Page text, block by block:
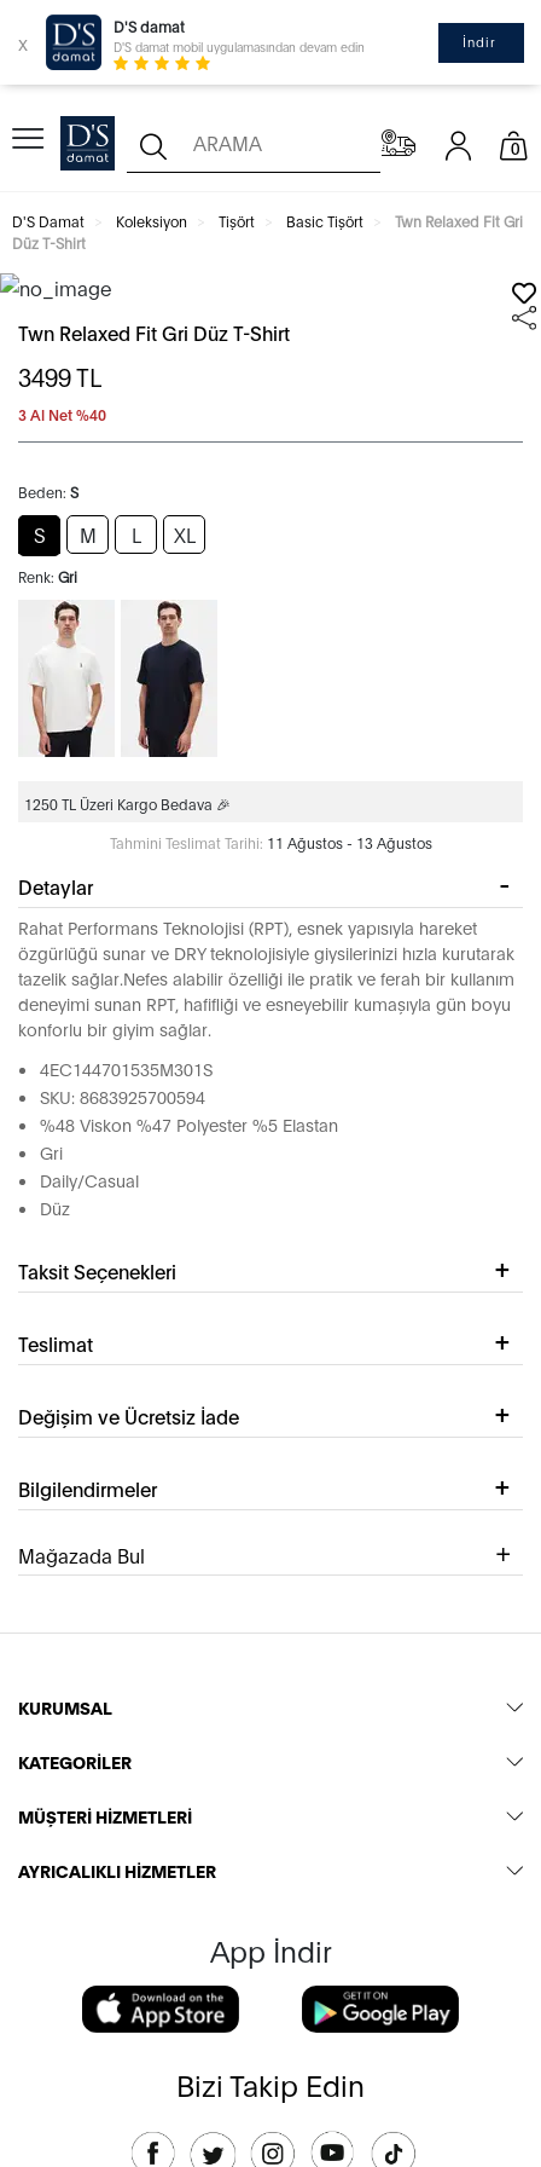
x
D'S damat
D'S damat mobil uygulamasından devam edin İndir
0
D'S Damat Koleksiyon Tişört Basic Tişört
Twn Relaxed Fit Gri
Düz T-Shirt
Twn Relaxed Fit Gri Düz T-Shirt
3499TL
3 Al Net %40
Beden: S
S M L XL
Renk: Gri
1250 TL Üzeri Kargo Bedava 🎉
Tahmini Teslimat Tarihi: 11 Ağustos - 13 Ağustos
Detaylar
Rahat Performans Teknolojisi (RPT), esnek yapısıyla hareket
özgürlüğü sunar ve DRY teknolojisiyle giysilerinizi hızla kurutarak
tazelik sağlar.Nefes alabilir özelliği ile pratik ve ferah bir kullanım
deneyimi sunan RPT, hafifliği ve esneyebilir kumaşıyla gün boyu
konforlu bir giyim sağlar.
4EC144701535M301S
SKU: 8683925700594
%48 Viskon %47 Polyester %5 Elastan
Gri
Daily/Casual
Düz
Taksit Seçenekleri
Teslimat
Değişim ve Ücretsiz İade
Bilgilendirmeler
Mağazada Bul
KURUMSAL
KATEGORİLER
MÜŞTERİ HİZMETLERİ
AYRICALIKLI HİZMETLER
App İndir
Bizi Takip Edin